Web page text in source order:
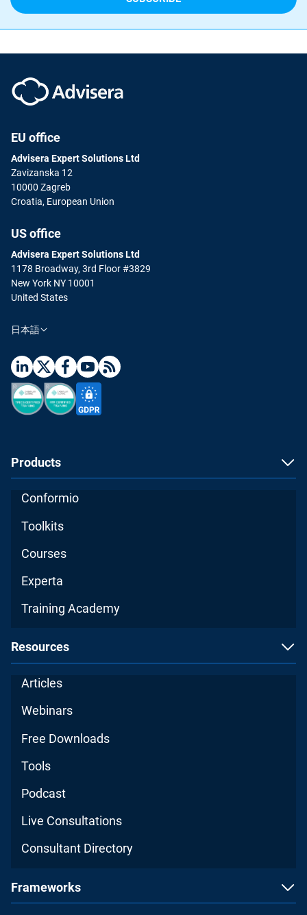
EU office
Advisera Expert Solutions Ltd
Zavizanska 12
10000 Zagreb
Croatia, European Union
US office
Advisera Expert Solutions Ltd
1178 Broadway, 3rd Floor #3829
New York NY 10001
United States
日本語
Products
Conformio
Toolkits
Courses
Experta
Training Academy
Resources
Articles
Webinars
Free Downloads
Tools
Podcast
Live Consultations
Consultant Directory
Frameworks